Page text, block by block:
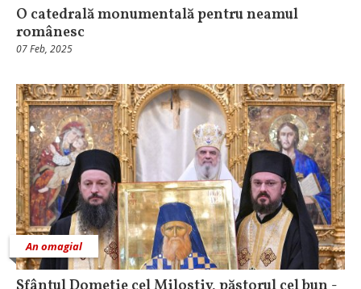
O catedrală monumentală pentru neamul
românesc
07 Feb, 2025
An omagial